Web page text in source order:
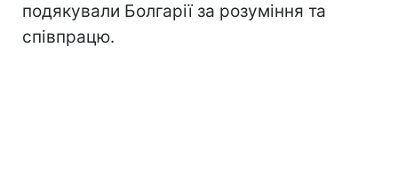
подякували Болгарії за розуміння та
співпрацю.